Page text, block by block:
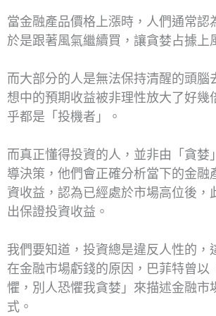
當金融產品價格上漲時，人們通常認
於是跟著風氣繼續買，讓貪婪占據上
而大部分的人是無法保持清醒的頭腦
想中的預期收益被非理性放大了好幾
乎都是「投機者」。
而真正懂得投資的人，並非由「貪婪
導決策，他們會正確分析當下的金融
資收益，認為已經處於市場高位後，
出保證投資收益。
我們要知道，投資總是違反人性的，
在金融市場虧錢的原因，巴菲特曾以
懼，別人恐懼我貪婪」來描述金融市
式。